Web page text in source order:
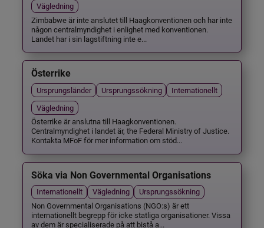
Vägledning
Zimbabwe är inte anslutet till Haagkonventionen och har inte
någon centralmyndighet i enlighet med konventionen.
Landet har i sin lagstiftning inte e...
Österrike
Ursprungsländer Ursprungssökning
Internationellt
Vägledning
Österrike är anslutna till Haagkonventionen.
Centralmyndighet i landet är, the Federal Ministry of Justice.
Kontakta MFoF för mer information om stöd...
Söka via Non Governmental Organisations
Internationellt Vägledning
Ursprungssökning
Non Governmental Organisations (NGO:s) är ett
internationellt begrepp för icke statliga organisationer. Vissa
av dem är specialiserade på att bistå a...